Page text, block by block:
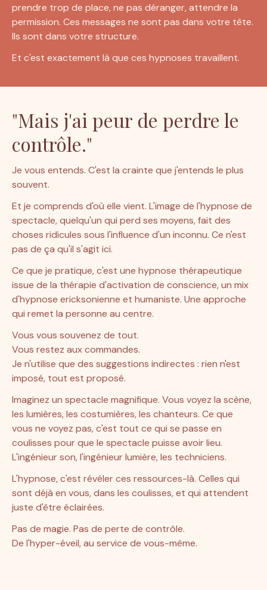
prendre trop de place, ne pas déranger, attendre la
permission. Ces messages ne sont pas dans votre tête.
Ils sont dans votre structure.
Et c'est exactement là que ces hypnoses travaillent.
"Mais j'ai peur de perdre le
contrôle."
Je vous entends. C'est la crainte que j'entends le plus
souvent.
Et je comprends d'où elle vient. L'image de l'hypnose de
spectacle, quelqu'un qui perd ses moyens, fait des
choses ridicules sous l'influence d'un inconnu. Ce n'est
pas de ça qu'il s'agit ici.
Ce que je pratique, c'est une hypnose thérapeutique
issue de la thérapie d'activation de conscience, un mix
d'hypnose ericksonienne et humaniste. Une approche
qui remet la personne au centre.
Vous vous souvenez de tout.
Vous restez aux commandes.
Je n'utilise que des suggestions indirectes : rien n'est
imposé, tout est proposé.
Imaginez un spectacle magnifique. Vous voyez la scène,
les lumières, les costumières, les chanteurs. Ce que
vous ne voyez pas, c'est tout ce qui se passe en
coulisses pour que le spectacle puisse avoir lieu.
L'ingénieur son, l'ingénieur lumière, les techniciens.
L'hypnose, c'est révéler ces ressources-là. Celles qui
sont déjà en vous, dans les coulisses, et qui attendent
juste d'être éclairées.
Pas de magie. Pas de perte de contrôle.
De l'hyper-éveil, au service de vous-même.